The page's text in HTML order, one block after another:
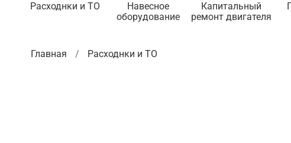
Расходнки и ТО
Навесное
оборудование
Капитальный
ремонт двигателя
Главная Расходнки и ТО